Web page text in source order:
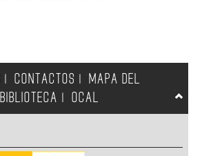
CONTACTOS
MAPA DEL
BIBLIOTECA OCAL